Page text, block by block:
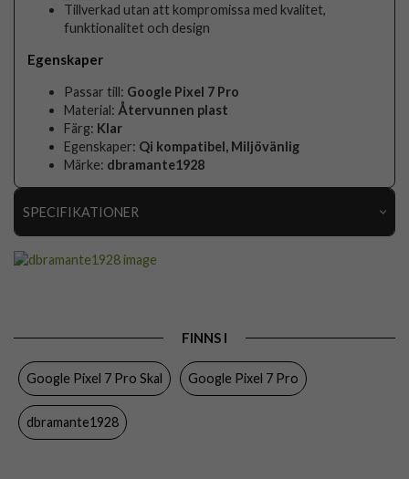
Tillverkad utan att kompromissa med kvalitet,
funktionalitet och design
Egenskaper
Passar till: Google Pixel 7 Pro
Material: Återvunnen plast
Färg: Klar
Egenskaper: Qi kompatibel, Miljövänlig
Märke: dbramante1928
SPECIFIKATIONER
Miljövänlig, Trådlös laddning-kompatibel
Färg Genomskinlig
Varumärke
FINNS I
Google Pixel 7 Pro Skal Google Pixel 7 Pro
dbramante1928